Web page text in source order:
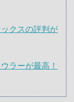
クスの評判が
ラーが最高！